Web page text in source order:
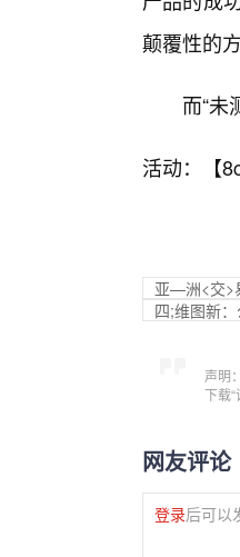
颠覆性的
而“未
活动：【
亚—洲<交>
四;维图新
声明
下载
网友评论
登录后可以